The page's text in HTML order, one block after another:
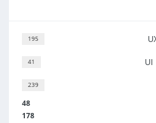
195
41
239
48
178